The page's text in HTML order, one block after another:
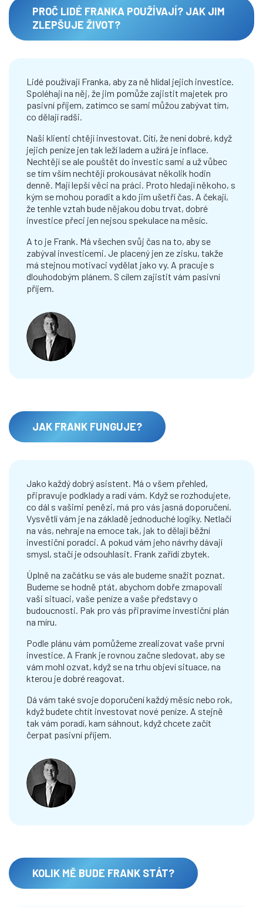
VLADIMÍR FICHTNER
+420 123 456 789
Vysvětlí vám principy ochrany bohatství...
Vladímír společně s Honzou, Radkem nebo Lukášem s vámi
pasivní příjem. Kdy se vám to hodí?
ZAJÍMÁ NÁS, KDO JSTE A KAM MÁTE
NAMÍŘENO
Investiční plán šijeme na míru. Budeme si tedy povídat o vás a
vašich představách. A to je vždycky užitečné.
60 MINUT. ROZDÍL MEZI INVESTOVÁNÍM
NASLEPO A CÍLENĚ
abychom pro vás našli správnou cestu. Víc vás nezdržíme.
Dostanete seznam kroků, jak postupně dojít k vašemu
majetku pro pasivní příjem.
NIC TO NESTOJÍ
Konzultace a plán jsou zdarma. A je jen na vás, jestli se do jeho
realizace pustíte. A jestli s Frankem, nebo na vlastní pěst.
PROČ LIDÉ FRANKA POUŽÍVAJÍ? JAK JIM
ZLEPŠUJE ŽIVOT?
Lidé používají Franka, aby za ně hlídal jejich investice.
Spoléhají na něj, že jim pomůže zajistit majetek pro
pasivní příjem, zatímco se sami můžou zabývat tím,
co dělají radši.
Naši klienti chtějí investovat. Cítí, že není dobré, když
jejich peníze jen tak leží ladem a užírá je inflace.
Nechtějí se ale pouštět do investic sami a už vůbec
se tím vším nechtějí prokousávat několik hodin
denně. Mají lepší věci na práci. Proto hledají někoho, s
kým se mohou poradit a kdo jim ušetří čas. A čekají,
že tenhle vztah bude nějakou dobu trvat, dobré
investice přeci jen nejsou spekulace na měsíc.
A to je Frank. Má všechen svůj čas na to, aby se
zabýval investicemi. Je placený jen ze zisku, takže
má stejnou motivaci vydělat jako vy. A pracuje s
dlouhodobým plánem. S cílem zajistit vám pasivní
příjem.
JAK FRANK FUNGUJE?
Jako každý dobrý asistent. Má o všem přehled,
připravuje podklady a radí vám. Když se rozhodujete,
co dál s vašimi penězi, má pro vás jasná doporučení.
Vysvětlí vám je na základě jednoduché logiky. Netlačí
na vás, nehraje na emoce tak, jak to dělají běžní
investiční poradci. A pokud vám jeho návrhy dávají
smysl, stačí je odsouhlasit. Frank zařídí zbytek.
Úplně na začátku se vás ale budeme snažit poznat.
Budeme se hodně ptát, abychom dobře zmapovali
vaši situaci, vaše peníze a vaše představy o
budoucnosti. Pak pro vás připravíme investiční plán
na míru.
Podle plánu vám pomůžeme zrealizovat vaše první
investice. A Frank je rovnou začne sledovat, aby se
vám mohl ozvat, když se na trhu objeví situace, na
kterou je dobré reagovat.
Dá vám také svoje doporučení každý měsíc nebo rok,
když budete chtít investovat nové peníze. A stejně
tak vám poradí, kam sáhnout, když chcete začít
čerpat pasivní příjem.
KOLIK MĚ BUDE FRANK STÁT?